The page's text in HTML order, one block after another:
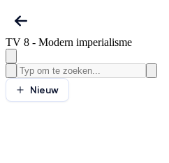
TV 8 - Modern imperialisme
Nieuw